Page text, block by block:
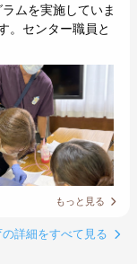
ムを実施していま
。センター職員と
もっと見る
の詳細をすべて見る